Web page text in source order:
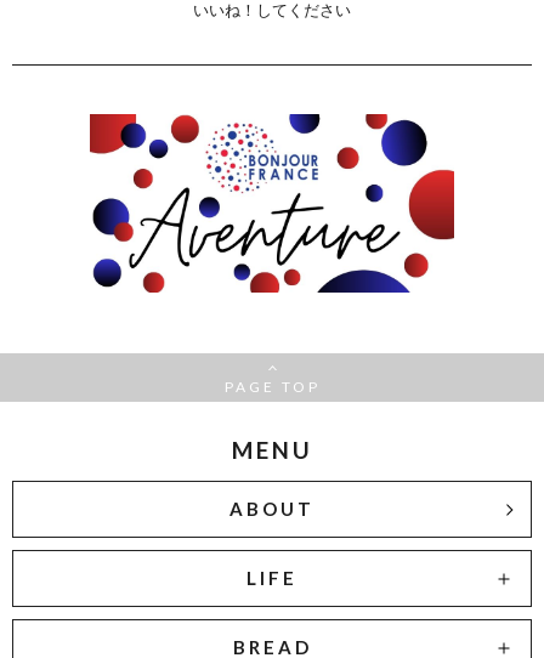
いいね！してください
PAGE TOP
MENU
ABOUT
LIFE
BREAD